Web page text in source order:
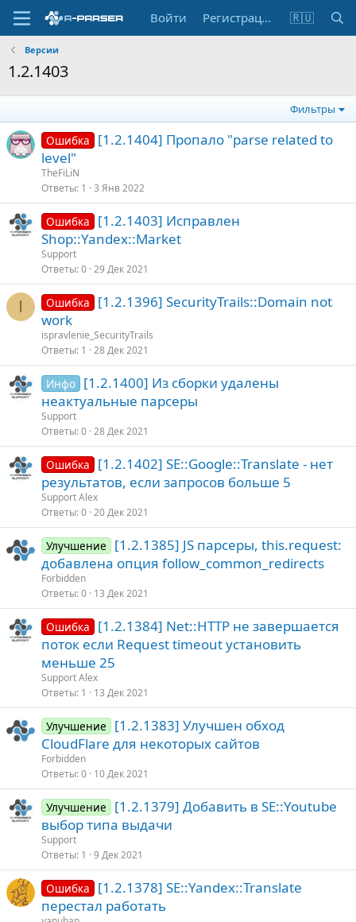
Войти Регистрация 🇷🇺
Версии
1.2.1403
Фильтры
Ошибка
[1.2.1404] Пропало "parse related to
level"
TheFiLiN
Ответы 1 3 Янв 2022
Ошибка
[1.2.1403] Исправлен
Shop::Yandex::Market
Support
Ответы 0 29 Дек 2021
I Ошибка
[1.2.1396] SecurityTrails::Domain not
work
ispravlenie_SecurityTrails
Ответы 1 28 Дек 2021
Инфо [1.2.1400] Из сборки удалены
неактуальные парсеры
Support
Ответы 0 28 Дек 2021
Ошибка
[1.2.1402] SE::Google::Translate - нет
результатов, если запросов больше 5
Support Alex
Ответы 0 20 Дек 2021
Улучшение
[1.2.1385] JS парсеры, this.request:
добавлена опция follow_common_redirects
Forbidden
Ответы 0 13 Дек 2021
Ошибка
[1.2.1384] Net::HTTP не завершается
поток если Request timeout установить
меньше 25
Support Alex
Ответы 1 13 Дек 2021
Улучшение
[1.2.1383] Улучшен обход
CloudFlare для некоторых сайтов
Forbidden
Ответы 0 10 Дек 2021
Улучшение
[1.2.1379] Добавить в SE::Youtube
выбор типа выдачи
Support
Ответы 1 9 Дек 2021
Ошибка
[1.2.1378] SE::Yandex::Translate
перестал работать